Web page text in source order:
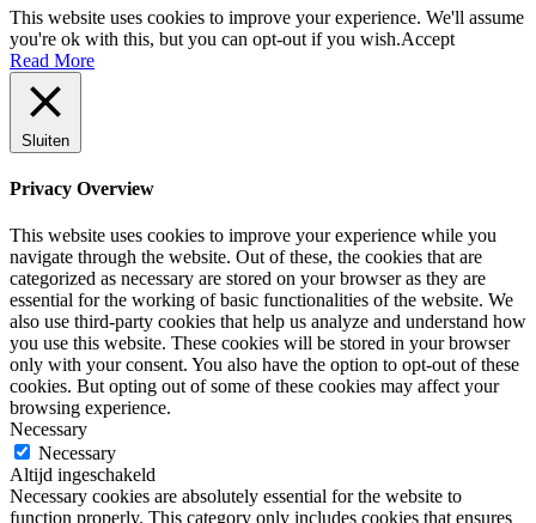
This website uses cookies to improve your experience. We'll assume
you're ok with this, but you can opt-out if you wish.Accept
Read More
Sluiten
Privacy Overview
This website uses cookies to improve your experience while you
navigate through the website. Out of these, the cookies that are
categorized as necessary are stored on your browser as they are
essential for the working of basic functionalities of the website. We
also use third-party cookies that help us analyze and understand how
you use this website. These cookies will be stored in your browser
only with your consent. You also have the option to opt-out of these
cookies. But opting out of some of these cookies may affect your
browsing experience.
Necessary
Necessary
Altijd ingeschakeld
Necessary cookies are absolutely essential for the website to
function properly. This category only includes cookies that ensures